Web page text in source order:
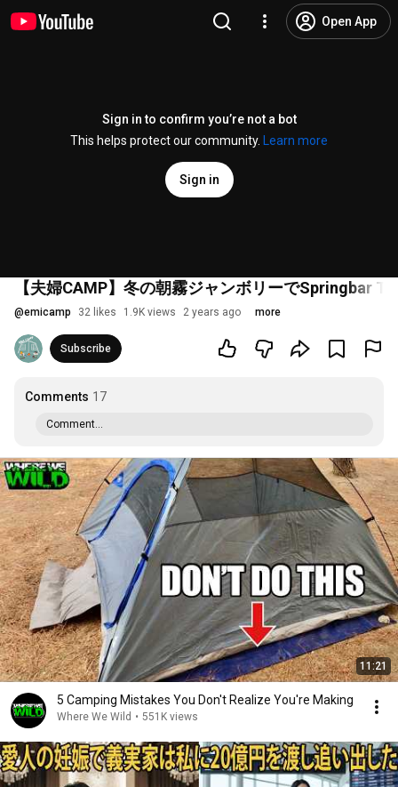
Open App
Sign in to confirm you’re not a bot
This helps protect our community.
Learn more
Sign in
【夫婦CAMP】冬の朝霧ジャンボリーでSpringbar
@emicamp 32 likes 1.9K views 2 years ago more
Subscribe
Comments 17
Comment...
11:21
5 Camping Mistakes You Don't Realize You're Making
Where We Wild • 551K views